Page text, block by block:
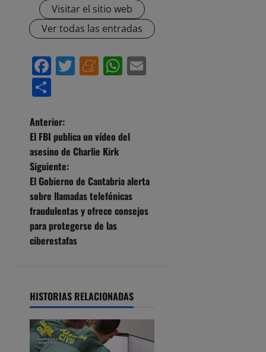
Visitar el sitio web
Ver todas las entradas
Facebook
Twitter
Meneame
WhatsApp
N
a
v
e
g
a
i
ó
Anterior:
El FBI publica un vídeo del
asesino de Charlie Kirk
Siguiente:
El Gobierno de Cantabria alerta
sobre llamadas telefónicas
fraudulentas y ofrece consejos
para protegerse de las
ciberestafas
HISTORIAS RELACIONADAS